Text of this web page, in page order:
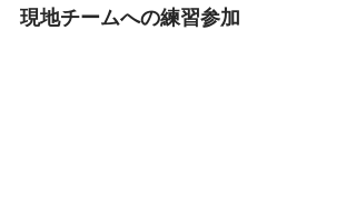
現地チームへの練習参加